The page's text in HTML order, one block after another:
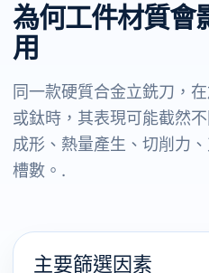
為何工件材質會
用
同一款硬質合金立銑刀，
或鈦時，其表現可能截然
成形、熱量產生、切削力
槽數。.
主要篩選因素